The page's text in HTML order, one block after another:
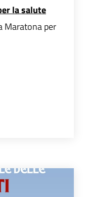
la salute
Maratona per